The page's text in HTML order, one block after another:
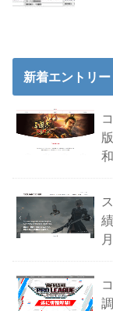
新着エントリー